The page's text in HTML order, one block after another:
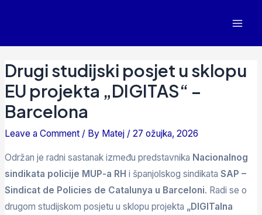
Drugi studijski posjet u sklopu
EU projekta „DIGITAS“ –
Barcelona
Leave a Comment / By Matej /27 ožujka, 2026
Održan je radni sastanak između predstavnika Nacionalnog
sindikata policije MUP-a RH i španjolskog sindikataSAP –
Sindicat de Policies de Catalunya u Barceloni. Radi se o
drugom studijskom posjetu u sklopu projekta „DIGITalna